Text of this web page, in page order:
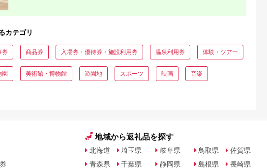
礼品！
カテゴリ
券 商品券 入場券・優待券・施設利用券 温泉利用券 体験・ツアー
園 美術館・博物館 遊園地 スポーツ 映画 音楽
地域から返礼品を探す
北海道
青森県
埼玉県
千葉県
岐阜県
静岡県
鳥取県
島根県
佐賀県
長崎県